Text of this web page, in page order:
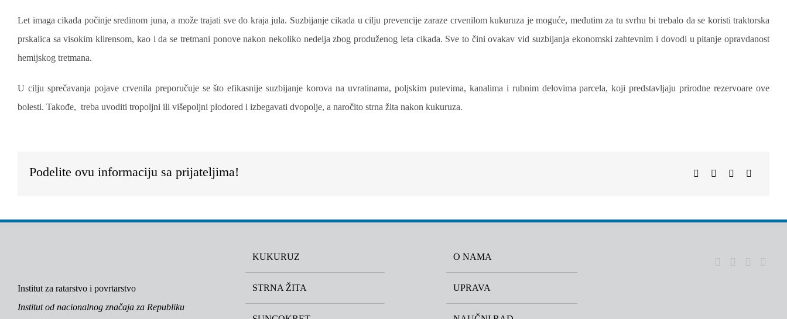
Let imaga cikada počinje sredinom juna, a može trajati sve do kraja jula. Suzbijanje cikada u cilju prevencije zaraze crvenilom kukuruza je moguće, međutim za tu svrhu bi trebalo da se koristi traktorska
prskalica sa visokim klirensom, kao i da se tretmani ponove nakon nekoliko nedelja zbog produženog leta cikada. Sve to čini ovakav vid suzbijanja ekonomski zahtevnim i dovodi u pitanje opravdanost
hemijskog tretmana.
U cilju sprečavanja pojave crvenila preporučuje se što efikasnije suzbijanje korova na uvratinama, poljskim putevima, kanalima i rubnim delovima parcela, koji predstavljaju prirodne rezervoare ove
bolesti. Takođe, treba uvoditi tropoljni ili višepoljni plodored i izbegavati dvopolje, a naročito strna žita nakon kukuruza.
Podelite ovu informaciju sa prijateljima! FacebookWhatsAppTelegram
Institut za ratarstvo i povrtarstvo
Institut od nacionalnog značaja za Republiku
KUKURUZ
STRNA ŽITA
O NAMA
UPRAVA